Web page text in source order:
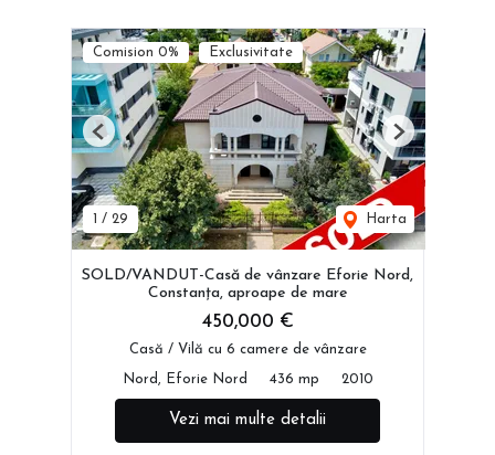
Comision 0% Exclusivitate
/ 29 Harta
Previous Next
SOLD/VANDUT-Casă de vânzare Eforie Nord,
Constanța, aproape de mare
450,000 €
Casă / Vilă cu 6 camere de vânzare
Nord, Eforie Nord 436 mp 2010
Vezi mai multe detalii